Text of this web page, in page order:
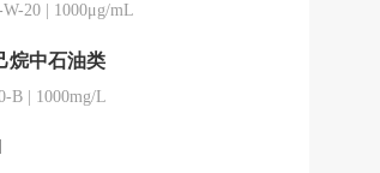
W-20 1000μg/mL
烷中石油类
B 1000mg/L